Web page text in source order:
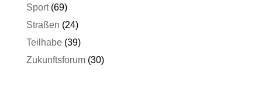
Sport(69)
Straßen (24)
Teilhabe(39)
Zukunftsforum(30)